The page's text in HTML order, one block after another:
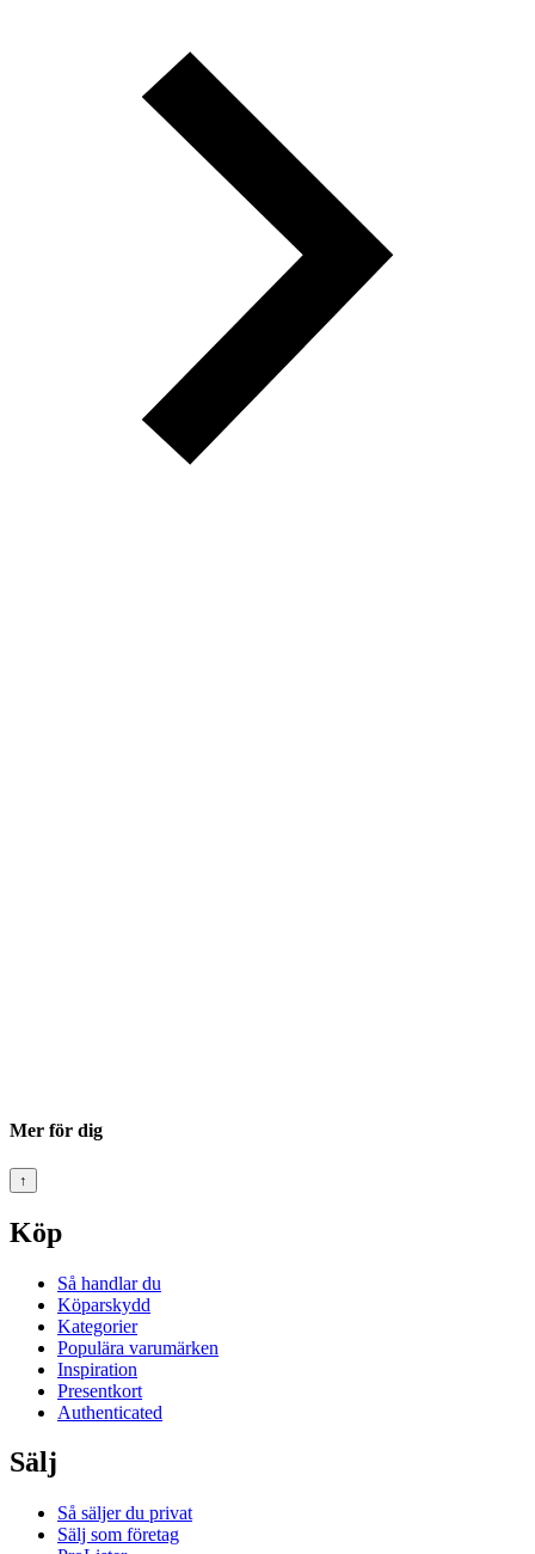
Mer för dig
↑
Köp
Så handlar du
Köparskydd
Kategorier
Populära varumärken
Inspiration
Presentkort
Authenticated
Sälj
Så säljer du privat
Sälj som företag